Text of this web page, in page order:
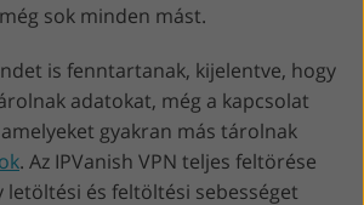
sok minden mást.
is fenntartanak, kijelentve, hogy
adatokat, még a kapcsolat
gyakran más tárolnak
. Az IPVanish VPN teljes feltörése
és feltöltési sebességet